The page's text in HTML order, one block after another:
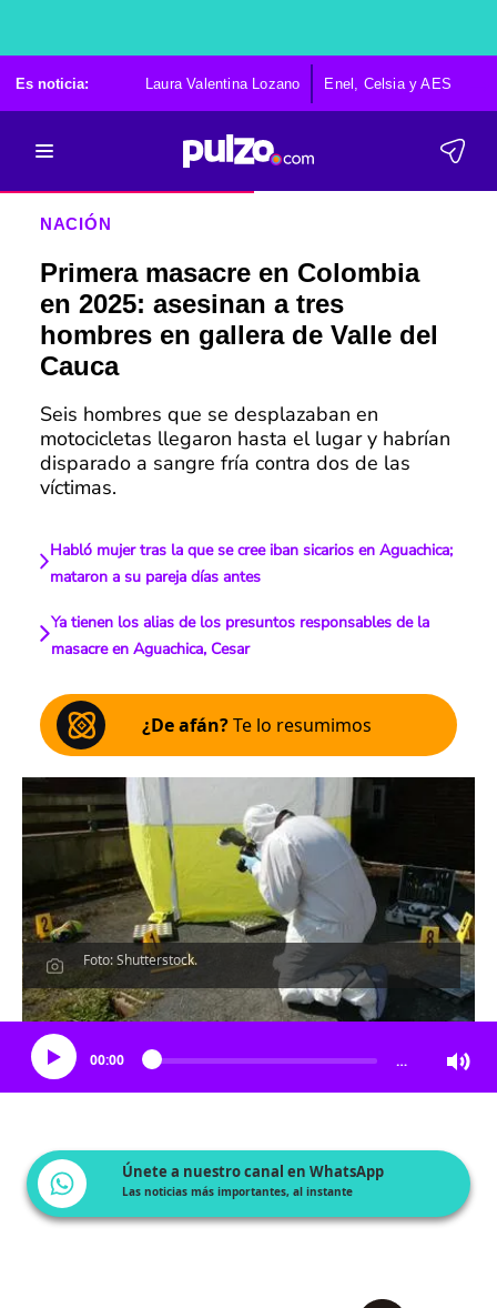
Es noticia: Laura Valentina Lozano Enel, Celsia y AES
NACIÓN
Primera masacre en Colombia
en 2025: asesinan a tres
hombres en gallera de Valle del
Cauca
Seis hombres que se desplazaban en
motocicletas llegaron hasta el lugar y habrían
disparado a sangre fría contra dos de las
víctimas.
Habló mujer tras la que se cree iban sicarios en Aguachica;
mataron a su pareja días antes
Ya tienen los alias de los presuntos responsables de la
masacre en Aguachica, Cesar
¿De afán?Te lo resumimos
Foto: Shutterstock.
Escucha el artículo
00:00 …
Únete a nuestro canal en WhatsApp
Las noticias más importantes, al instante